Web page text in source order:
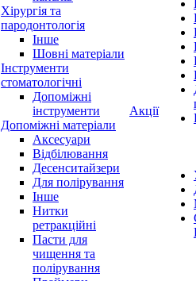
Хірургія та
пародонтологія
Інше
Шовні матеріали
Інструменти
стоматологічні
Допоміжні
інструменти
Допоміжні матеріали
Аксесуари
Відбілювання
Десенситайзери
Для полірування
Інше
Нитки
ретракційні
Пасти для
чищення та
полірування
Акції